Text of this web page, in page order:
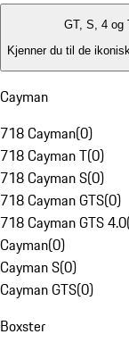
GT, S, 4 og
Kjenner du til de
Cayman
718 Cayman(0)
718 Cayman T(0)
718 Cayman S(0)
718 Cayman GTS(0)
718 Cayman GTS 4.0
Cayman(0)
Cayman S(0)
Cayman GTS(0)
Boxster